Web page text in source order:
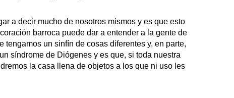
a decir mucho de nosotros mismos y es que esto
barroca puede dar a entender a la gente de
un sinfín de cosas diferentes y, en parte,
síndrome de Diógenes y es que, si toda nuestra
la casa llena de objetos a los que ni uso les